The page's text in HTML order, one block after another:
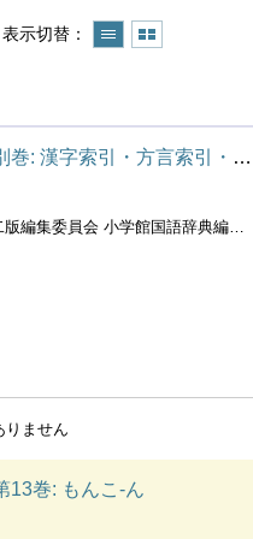
表示切替
漢字索引・方言索引・出典一覧
集委員会 小学館国語辞典編集部編
りません
13巻: もんこ-ん